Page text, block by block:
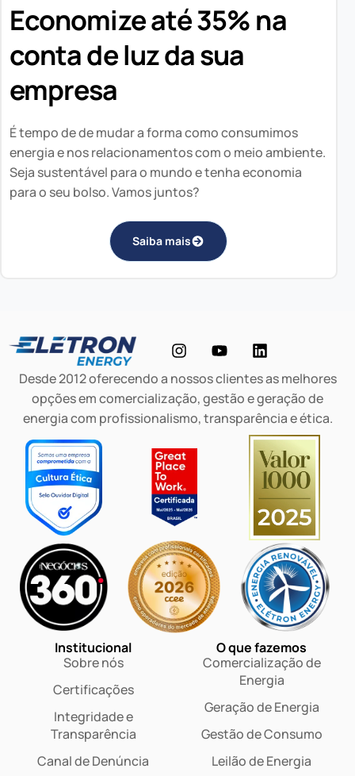
Economize até 35% na
conta de luz da sua
empresa
É tempo de de mudar a forma como consumimos
energia e nos relacionamentos com o meio ambiente.
Seja sustentável para o mundo e tenha economia
para o seu bolso. Vamos juntos?
Saiba mais
Desde 2012 oferecendo a nossos clientes as melhores
opções em comercialização, gestão e geração de
energia com profissionalismo, transparência e ética.
Institucional
Sobre nós
Certificações
Integridade e
Transparência
Canal de Denúncia
O que fazemos
Comercialização de
Energia
Geração de Energia
Gestão de Consumo
Leilão de Energia